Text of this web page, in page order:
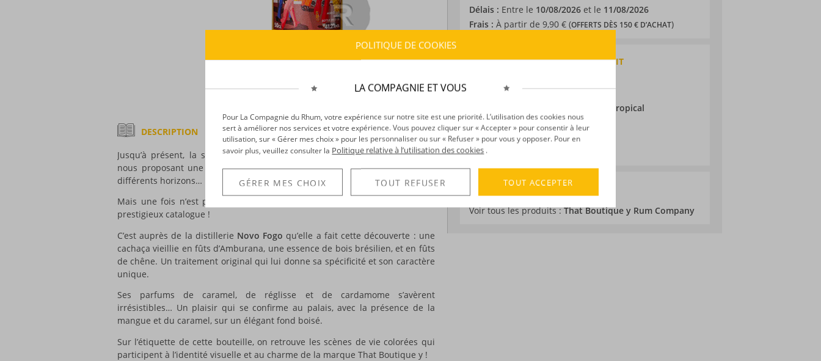
Délais : Entre le 10/08/2026et le 11/08/2026
Frais : À partir de 9,90 € (OFFERTS DÈS 150 € D’ACHAT)
CARACTÉRISTIQUES DU PRODUIT
Provenance :Brésil
Tropical
Volume :50CL
Degré :41.2°
Edition :
Voir tous les produits :That Boutique y Rum Company
DESCRIPTION
Jusqu’à présent, la société That Boutique y se concentrait sur les rhums,
nous proposant une sélection des meilleurs hors d’âge en provenance de
différents horizons…
Mais une fois n’est pas coutume, c’est une
prestigieux catalogue !
C’est auprès de la distillerie Novo Fogo qu’elle a fait cette découverte : une
cachaça vieillie en fûts d’Amburana, une essence de bois brésilien, et en fûts
de chêne. Un traitement original qui lui donne sa spécificité et son caractère
unique.
Ses parfums de caramel, de réglisse et de cardamome s’avèrent
irrésistibles… Un plaisir qui se confirme au palais, avec la présence de la
mangue et du caramel, sur un élégant fond boisé.
Sur l’étiquette de cette bouteille, on retrouve les scènes de vie colorées qui
participent à l’identité visuelle et au charme de la marque That Boutique y !
POLITIQUE DE COOKIES
LA COMPAGNIE ET VOUS
Pour La Compagnie du Rhum, votre expérience sur notre site est une priorité. L’utilisation des cookies nous
sert à améliorer nos services et votre expérience. Vous pouvez cliquer sur « Accepter » pour consentir à leur
utilisation, sur « Gérer mes choix » pour les personnaliser ou sur « Refuser » pour vous y opposer. Pour en
savoir plus, veuillez consulter la Politique relative à l’utilisation des cookies .
GÉRER MES CHOIX TOUT REFUSER TOUT ACCEPTER